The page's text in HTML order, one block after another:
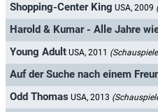
Shopping-Center King USA, 2009
Harold & Kumar - Alle Jahre
Young Adult USA, 2011
Auf der Suche nach einem
Odd Thomas USA, 2013